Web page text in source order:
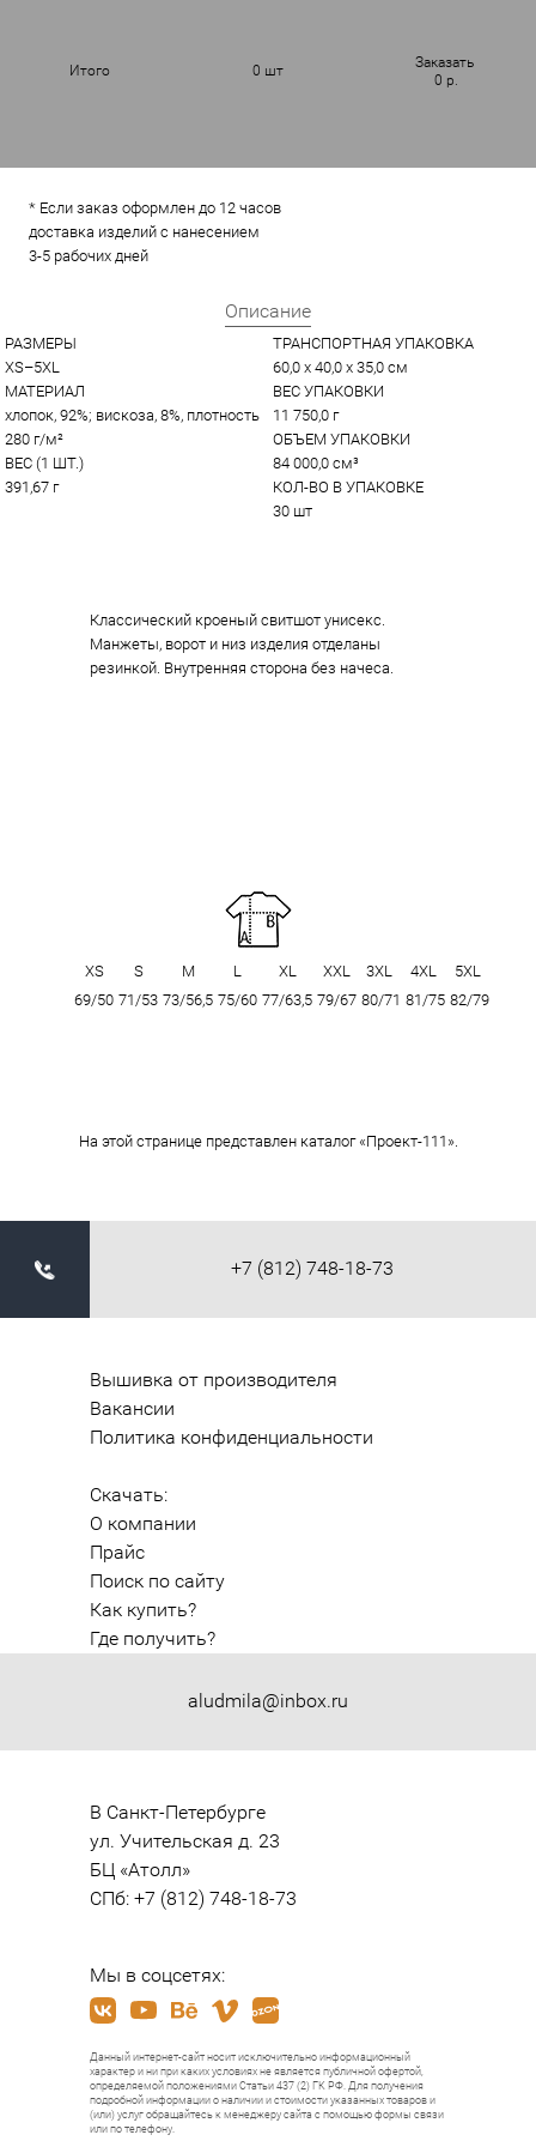
Итого 0 шт
Заказать
0 р.
* Если заказ оформлен до 12 часов
доставка изделий с нанесением
3-5 рабочих дней
Описание
РАЗМЕРЫ
XS–5XL
МАТЕРИАЛ
хлопок, 92%; вискоза, 8%, плотность
280 г/м²
ВЕС (1 ШТ.)
391,67 г
ТРАНСПОРТНАЯ УПАКОВКА
60,0 x 40,0 x 35,0 см
ВЕС УПАКОВКИ
11 750,0 г
ОБЪЕМ УПАКОВКИ
84 000,0 см³
КОЛ-ВО В УПАКОВКЕ
30 шт
Классический кроеный свитшот унисекс.
Манжеты, ворот и низ изделия отделаны
резинкой. Внутренняя сторона без начеса.
XS S M L XL XXL 3XL 4XL
5XL
69/50 71/53 73/56,5 75/60 77/63,5 79/67 80/71 81/75 82/79
На этой странице представлен каталог «Проект-111».
+7 (812) 748-18-73
aludmila@inbox.ru
Вышивка от производителя
Вакансии
Политика конфиденциальности
Скачать:
О компании
Прайс
Поиск по сайту
Как купить?
Где получить?
В Санкт-Петербурге
ул. Учительская д. 23
БЦ «Атолл»
СПб: +7 (812) 748-18-73
Мы в соцсетях:
Данный интернет-сайт носит исключительно информационный
характер и ни при каких условиях не является публичной офертой,
определяемой положениями Статьи 437 (2) ГК РФ. Для получения
подробной информации о наличии и стоимости указанных товаров и
(или) услуг обращайтесь к менеджеру сайта с помощью формы связи
или по телефону.